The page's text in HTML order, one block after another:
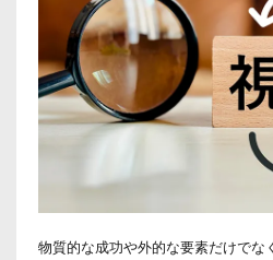
物質的な成功や外的な要素だけでな